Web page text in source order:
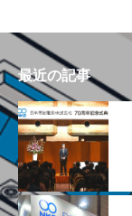
最近の記事